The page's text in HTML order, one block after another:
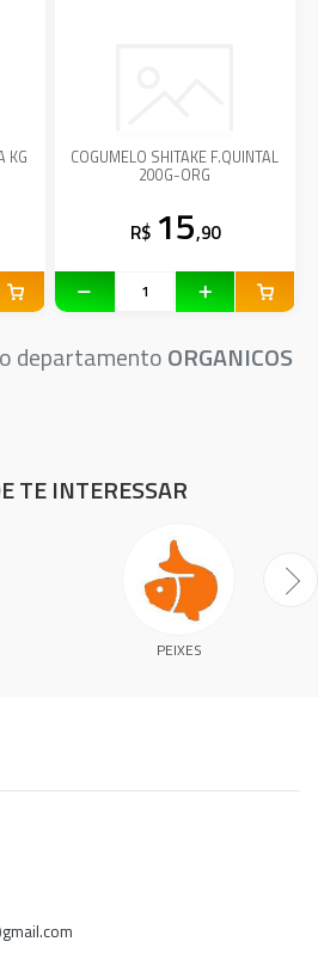
KG COGUMELO SHITAKE F.QUINTAL
200G-ORG
R$ 15,90
departamentoORGANICOS
TE INTERESSAR
PEIXES